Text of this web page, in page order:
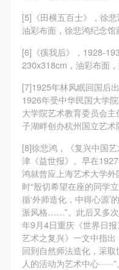
[5]《田横五百士》，徐
油彩布面，徐悲鸿纪念馆
[6]《徯我后》，1928-
230x318cm，油彩布面，
[7]1925年林风眠回国后
1926年受中华民国大学
大学院艺术教育委员会
子湖畔创办杭州国立艺术
[8]徐悲鸿，《复兴中国
津《益世报》。早在
鸿就曾应上海艺术大学
时“殷切希望在座的同学
循‘外师造化，中得心源’
派风格……”。此后又多
年9月4日重庆《世界日
艺术之复兴》一文中指
回到自然师法造化，采
人的活动为艺术中心······”。